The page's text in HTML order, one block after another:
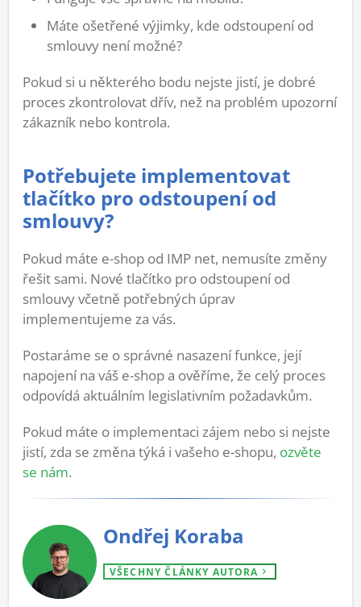
Máte ošetřené výjimky, kde odstoupení od
smlouvy není možné?
Pokud si u některého bodu nejste jistí, je dobré
proces zkontrolovat dřív, než na problém upozorní
zákazník nebo kontrola.
Potřebujete implementovat
tlačítko pro odstoupení od
smlouvy?
Pokud máte e-shop od IMP net, nemusíte změny
řešit sami. Nové tlačítko pro odstoupení od
smlouvy včetně potřebných úprav
implementujeme za vás.
Postaráme se o správné nasazení funkce, její
napojení na váš e-shop a ověříme, že celý proces
odpovídá aktuálním legislativním požadavkům.
Pokud máte o implementaci zájem nebo si nejste
jistí, zda se změna týká i vašeho e-shopu, ozvěte
se nám.
Ondřej Koraba
VŠECHNY ČLÁNKY AUTORA